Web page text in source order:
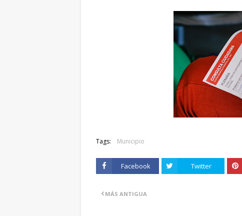
Tags: Municipio
Facebook Twitter
MÁS ANTIGUA